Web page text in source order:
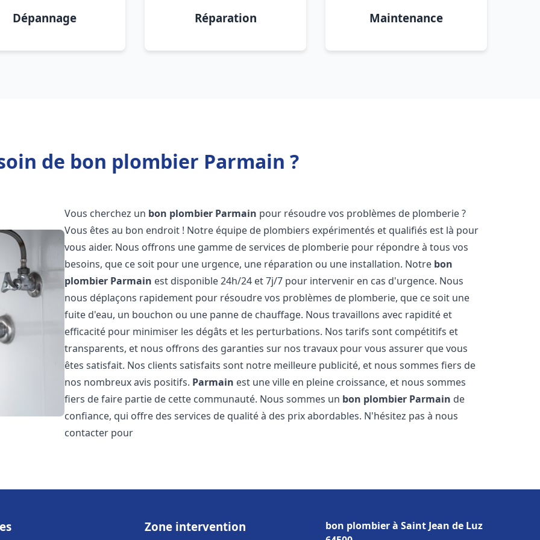
Dépannage Réparation Maintenance
de bon plombier Parmain ?
Vous cherchez un bon plombier Parmain pour résoudre vos problèmes de plomberie ?
Vous êtes au bon endroit ! Notre équipe de plombiers expérimentés et qualifiés est là pour
vous aider. Nous offrons une gamme de services de plomberie pour répondre à tous vos
besoins, que ce soit pour une urgence, une réparation ou une installation. Notre bon
plombier Parmain est disponible 24h/24 et 7j/7 pour intervenir en cas d'urgence. Nous
nous déplaçons rapidement pour résoudre vos problèmes de plomberie, que ce soit une
fuite d'eau, un bouchon ou une panne de chauffage. Nous travaillons avec rapidité et
efficacité pour minimiser les dégâts et les perturbations. Nos tarifs sont compétitifs et
transparents, et nous offrons des garanties sur nos travaux pour vous assurer que vous
êtes satisfait. Nos clients satisfaits sont notre meilleure publicité, et nous sommes fiers de
nos nombreux avis positifs. Parmain est une ville en pleine croissance, et nous sommes
fiers de faire partie de cette communauté. Nous sommes un bon plombier Parmain de
confiance, qui offre des services de qualité à des prix abordables. N'hésitez pas à nous
contacter pour
Zone intervention
bon plombier à Saint Jean de Luz